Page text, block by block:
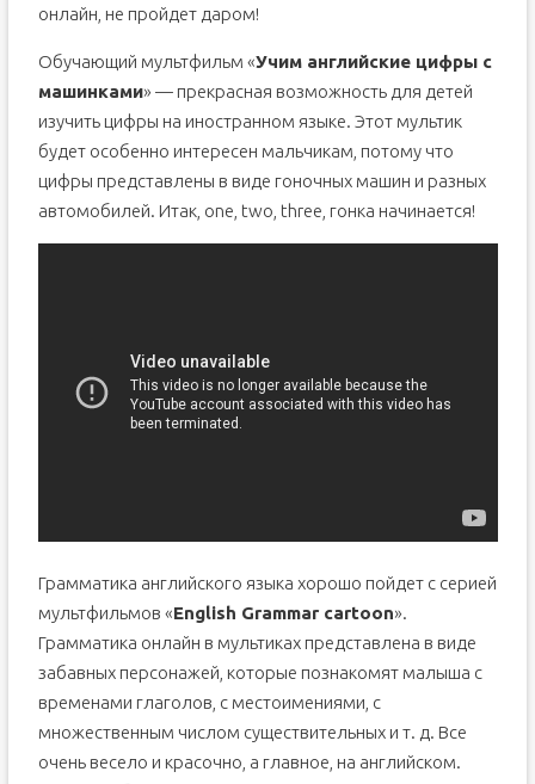
онлайн, не пройдет даром!
Обучающий мультфильм «Учим английские цифры с
машинками» — прекрасная возможность для детей
изучить цифры на иностранном языке. Этот мультик
будет особенно интересен мальчикам, потому что
цифры представлены в виде гоночных машин и разных
автомобилей. Итак, one, two, three, гонка начинается!
Грамматика английского языка хорошо пойдет с серией
мультфильмов «English Grammar cartoon».
Грамматика онлайн в мультиках представлена в виде
забавных персонажей, которые познакомят малыша с
временами глаголов, с местоимениями, с
множественным числом существительных и т. д. Все
очень весело и красочно, а главное, на английском.